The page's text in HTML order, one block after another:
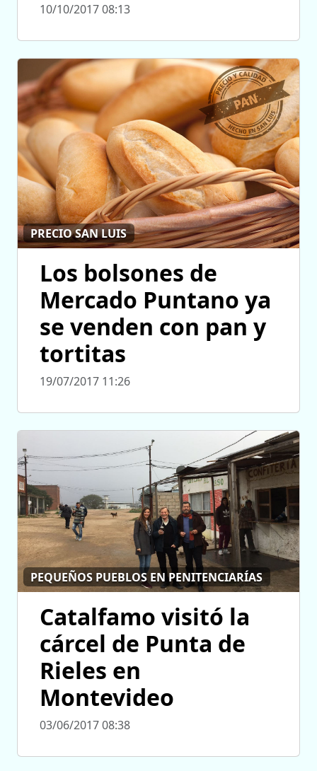
10/10/2017 08:13
PRECIO SAN LUIS
Los bolsones de
Mercado Puntano ya
se venden con pan y
tortitas
19/07/2017 11:26
PEQUEÑOS PUEBLOS EN PENITENCIARÍAS
Catalfamo visitó la
cárcel de Punta de
Rieles en
Montevideo
03/06/2017 08:38